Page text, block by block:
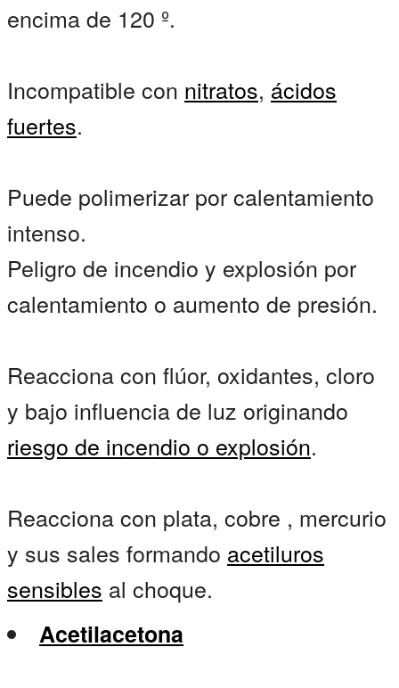
encima de 120 º.
Incompatible con nitratos, ácidos
fuertes.
Puede polimerizar por calentamiento
intenso.
Peligro de incendio y explosión por
calentamiento o aumento de presión.
Reacciona con flúor, oxidantes, cloro
y bajo influencia de luz originando
riesgo de incendio o explosión.
Reacciona con plata, cobre , mercurio
y sus sales formando acetiluros
sensibles al choque.
Acetilacetona